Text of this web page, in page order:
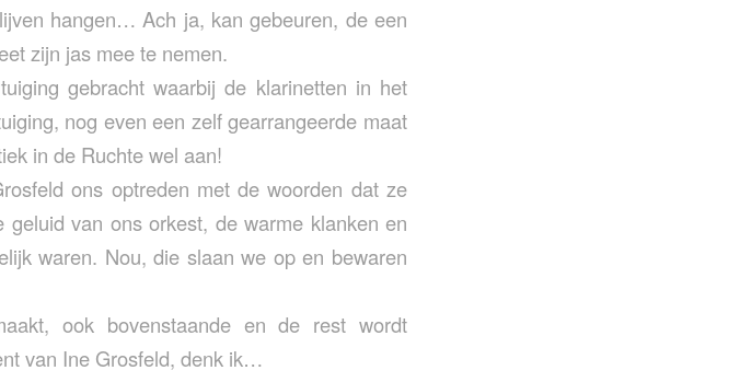
hangen… Ach ja, kan gebeuren, de een
zijn jas mee te nemen.
gebracht waarbij de klarinetten in het
nog even een zelf gearrangeerde maat
in de Ruchte wel aan!
ons optreden met de woorden dat ze
van ons orkest, de warme klanken en
waren. Nou, die slaan we op en bewaren
ook bovenstaande en de rest wordt
van Ine Grosfeld, denk ik…